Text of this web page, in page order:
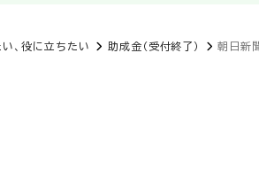
、役に立ちたい 助成金（受付終了） 朝日新